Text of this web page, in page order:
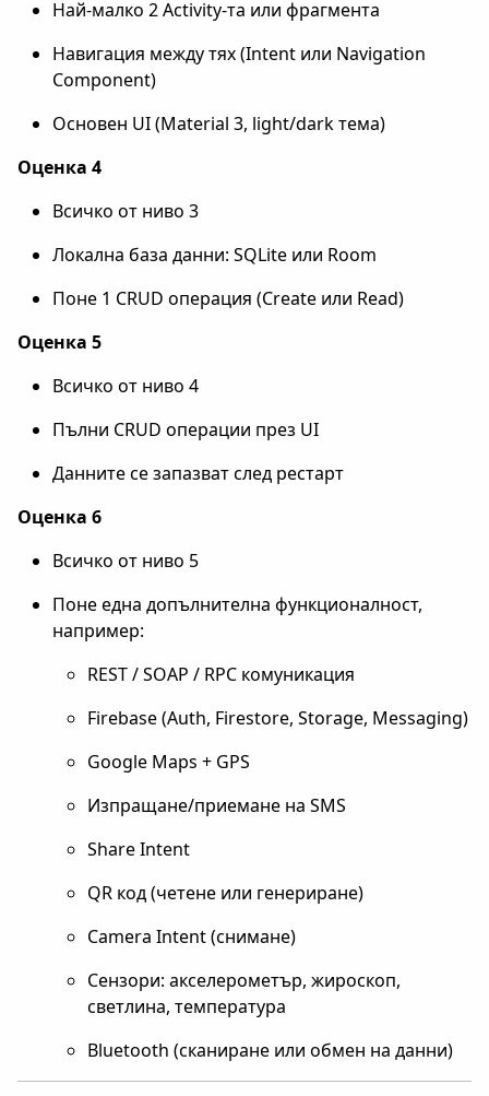
Най-малко 2 Activity-та или фрагмента
Навигация между тях (Intent или Navigation
Component)
Основен UI (Material 3, light/dark тема)
Оценка 4
Всичко от ниво 3
Локална база данни: SQLite или Room
Поне 1 CRUD операция (Create или Read)
Оценка 5
Всичко от ниво 4
Пълни CRUD операции през UI
Данните се запазват след рестарт
Оценка 6
Всичко от ниво 5
Поне една допълнителна функционалност,
например:
REST / SOAP / RPC комуникация
Firebase (Auth, Firestore, Storage, Messaging)
Google Maps + GPS
Изпращане/приемане на SMS
Share Intent
QR код (четене или генериране)
Camera Intent (снимане)
Сензори: акселерометър, жироскоп,
светлина, температура
Bluetooth (сканиране или обмен на данни)